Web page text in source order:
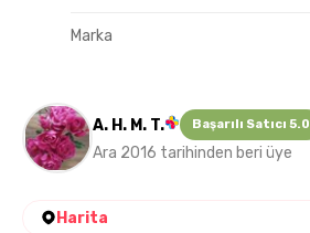
Marka
A. H. M. T. Başarılı Satıcı 5.0
Ara 2016 tarihinden beri üye
Harita